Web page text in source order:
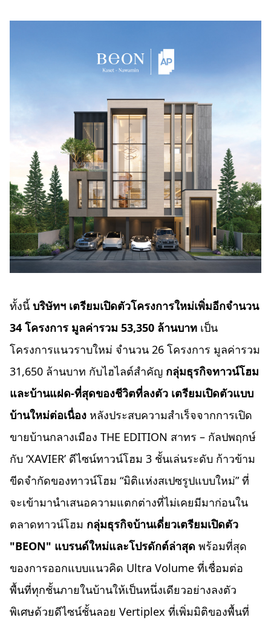
ทั้งนี้ บริษัทฯ เตรียมเปิดตัวโครงการใหม่เพิ่มอีกจำนวน
34 โครงการ มูลค่ารวม 53,350 ล้านบาท เป็น
โครงการแนวราบใหม่ จำนวน 26 โครงการ มูลค่ารวม
31,650 ล้านบาท กับไฮไลต์สำคัญ กลุ่มธุรกิจทาวน์โฮม
และบ้านแฝด-ที่สุดของชีวิตที่ลงตัว เตรียมเปิดตัวแบบ
บ้านใหม่ต่อเนื่อง หลังประสบความสำเร็จจากการเปิด
ขายบ้านกลางเมือง THE EDITION สาทร – กัลปพฤกษ์
กับ ‘XAVIER’ ดีไซน์ทาวน์โฮม 3 ชั้นเล่นระดับ ก้าวข้าม
ขีดจำกัดของทาวน์โฮม “มิติแห่งสเปซรูปแบบใหม่” ที่
จะเข้ามานำเสนอความแตกต่างที่ไม่เคยมีมาก่อนใน
ตลาดทาวน์โฮม กลุ่มธุรกิจบ้านเดี่ยวเตรียมเปิดตัว
"BEON" แบรนด์ใหม่และโปรดักต์ล่าสุด พร้อมที่สุด
ของการออกแบบแนวคิด Ultra Volume ที่เชื่อมต่อ
พื้นที่ทุกชั้นภายในบ้านให้เป็นหนึ่งเดียวอย่างลงตัว
พิเศษด้วยดีไซน์ชั้นลอย Vertiplex ที่เพิ่มมิติของพื้นที่